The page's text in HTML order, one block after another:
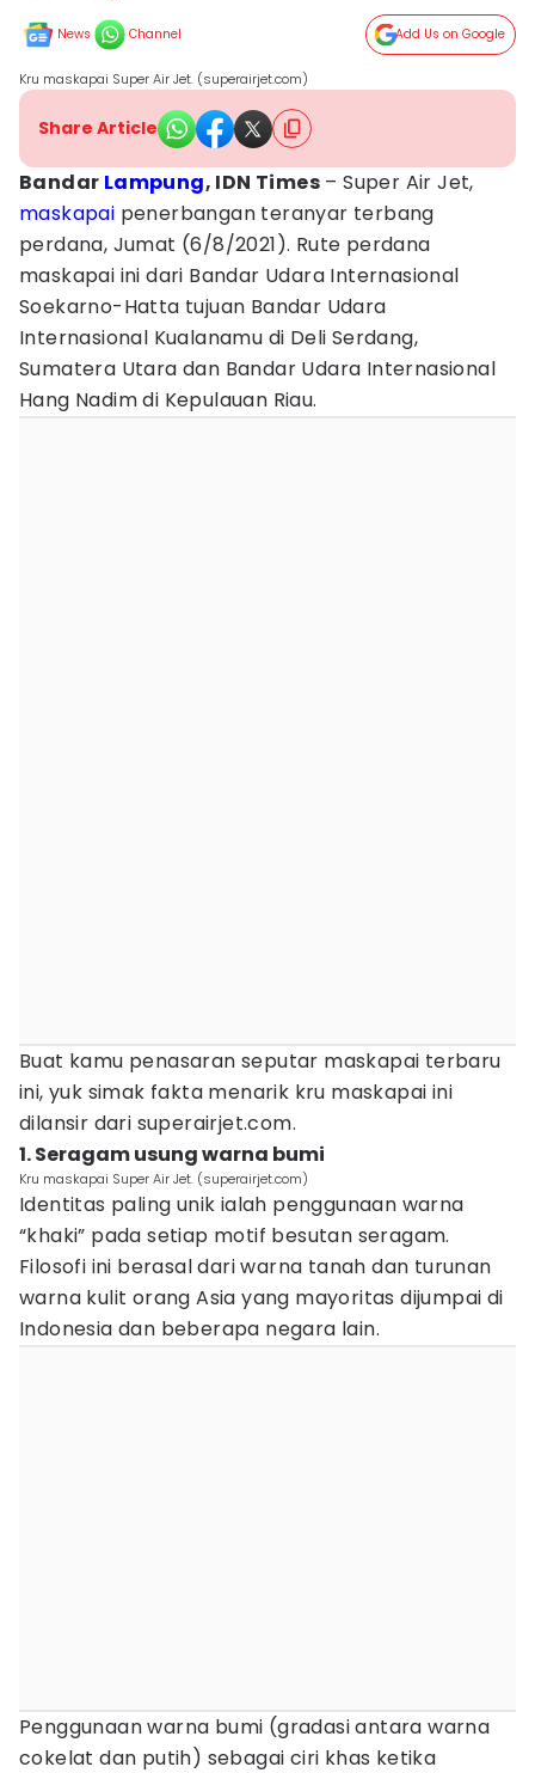
News Channel Add Us on Google
Kru maskapai Super Air Jet. (superairjet.com)
Share Article
Bandar Lampung, IDN Times – Super Air Jet,
maskapai penerbangan teranyar terbang
perdana, Jumat (6/8/2021). Rute perdana
maskapai ini dari Bandar Udara Internasional
Soekarno-Hatta tujuan Bandar Udara
Internasional Kualanamu di Deli Serdang,
Sumatera Utara dan Bandar Udara Internasional
Hang Nadim di Kepulauan Riau.
Buat kamu penasaran seputar maskapai terbaru
ini, yuk simak fakta menarik kru maskapai ini
dilansir dari superairjet.com.
1. Seragam usung warna bumi
Kru maskapai Super Air Jet. (superairjet.com)
Identitas paling unik ialah penggunaan warna
“khaki” pada setiap motif besutan seragam.
Filosofi ini berasal dari warna tanah dan turunan
warna kulit orang Asia yang mayoritas dijumpai di
Indonesia dan beberapa negara lain.
Penggunaan warna bumi (gradasi antara warna
cokelat dan putih) sebagai ciri khas ketika